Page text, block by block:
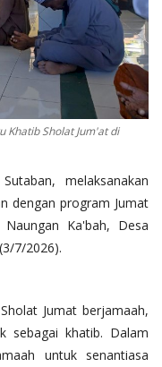
Khatib Sholat Jum'at di
melaksanakan
dengan program Jumat
Ka'bah, Desa
7/2026).
Jumat berjamaah,
sebagai khatib. Dalam
untuk senantiasa